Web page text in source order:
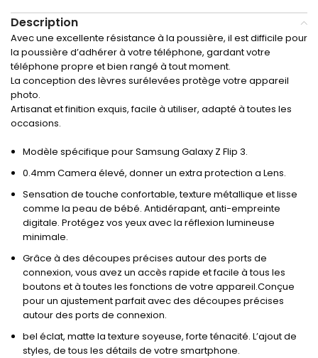
Description
Avec une excellente résistance à la poussière, il est difficile pour
la poussière d’adhérer à votre téléphone, gardant votre
téléphone propre et bien rangé à tout moment.
La conception des lèvres surélevées protège votre appareil
photo.
Artisanat et finition exquis, facile à utiliser, adapté à toutes les
occasions.
Modèle spécifique pour Samsung Galaxy Z Flip 3.
0.4mm Camera élevé, donner un extra protection a Lens.
Sensation de touche confortable, texture métallique et lisse
comme la peau de bébé. Antidérapant, anti-empreinte
digitale. Protégez vos yeux avec la réflexion lumineuse
minimale.
Grâce à des découpes précises autour des ports de
connexion, vous avez un accès rapide et facile à tous les
boutons et à toutes les fonctions de votre appareil.Conçue
pour un ajustement parfait avec des découpes précises
autour des ports de connexion.
bel éclat, matte la texture soyeuse, forte ténacité. L’ajout de
styles, de tous les détails de votre smartphone.